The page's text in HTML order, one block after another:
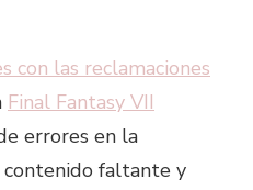
con las reclamaciones
Final Fantasy VII
errores en la
contenido faltante y